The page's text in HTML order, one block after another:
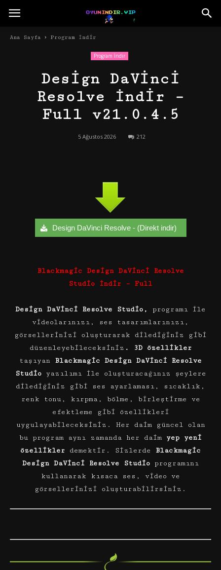
Ana Sayfa Program İndir
Program İndir
Design DaVinci
Resolve İndir –
Full v21.0.4.5
5 Ağustos 2026 212
Design DaVinci Resolve - (Direkt indir)
Blackmagic Design DaVinci Resolve
Studio İndir – Full
Design DaVinci Resolve Studio, programı ile
videolarınızı, ses tasarımlarınızı,
görsellerinizi oluşturarak dilediğiniz gibi
düzenleyebileceksiniz . 3D özellikler
taşıyan Blackmagic Design DaVinci Resolve
Studioyazılımı ile oluşturacağınız şeylere
dilediğiniz gibi ses ayarlaması, sıcaklık,
renk tonu, kırpma, bölme, birleştirme ve
efektleme gibi özellikleri
uygulayabileceksiniz. Her daim güncel olan
bu program aynı zamanda her daim yep yeni
özellikler demektir. Sizlerde Blackmagic
Design DaVinci Resolve Studio programını
kullanarak kısaca ses, video ve
görsellerinizi oluşturabilirsiniz.